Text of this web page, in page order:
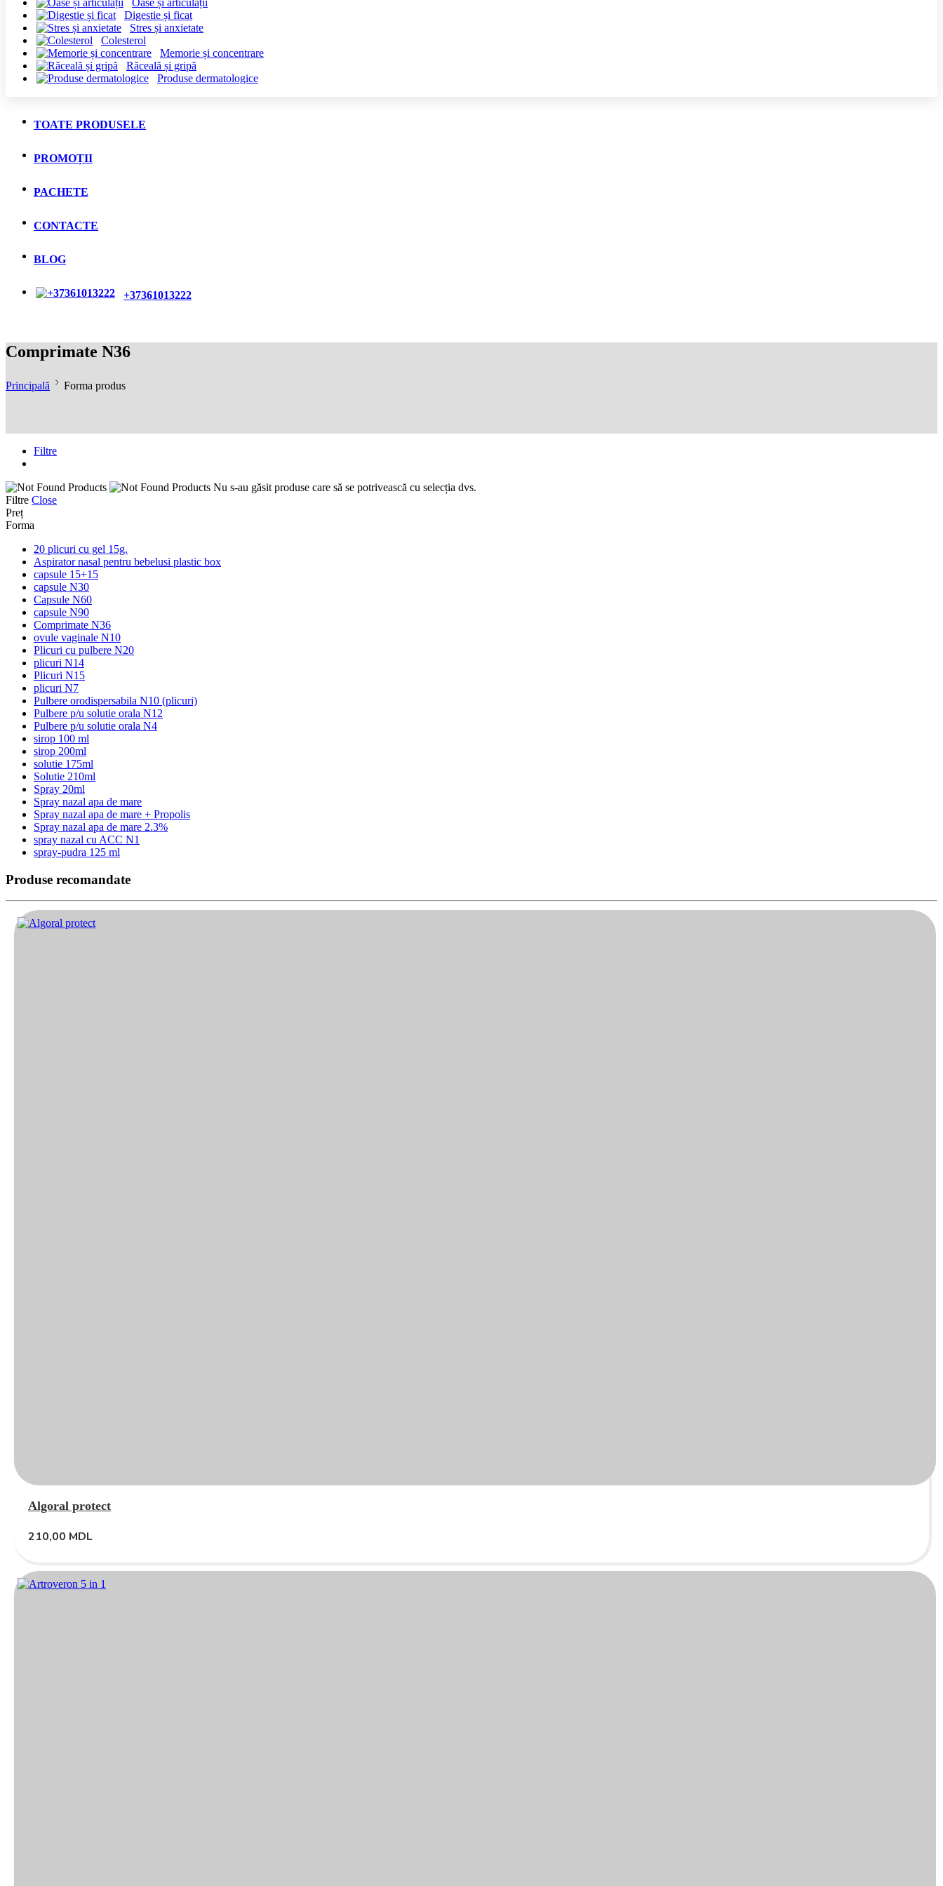
Oase și articulații
Digestie și ficat
Stres și anxietate
Colesterol
Memorie și concentrare
Răceală și gripă
Produse dermatologice
TOATE PRODUSELE
PROMOȚII
PACHETE
CONTACTE
BLOG
+37361013222
Comprimate N36
Principală Forma produs
Filtre
Nu s-au găsit produse care să se potrivească cu selecția dvs.
Filtre Close
Preț
Forma
20 plicuri cu gel 15g.
Aspirator nasal pentru bebelusi plastic box
capsule 15+15
capsule N30
Capsule N60
capsule N90
Comprimate N36
ovule vaginale N10
Plicuri cu pulbere N20
plicuri N14
Plicuri N15
plicuri N7
Pulbere orodispersabila N10 (plicuri)
Pulbere p/u solutie orala N12
Pulbere p/u solutie orala N4
sirop 100 ml
sirop 200ml
solutie 175ml
Solutie 210ml
Spray 20ml
Spray nazal apa de mare
Spray nazal apa de mare + Propolis
Spray nazal apa de mare 2.3%
spray nazal cu ACC N1
spray-pudra 125 ml
Produse recomandate
Algoral protect
210,00 MDL